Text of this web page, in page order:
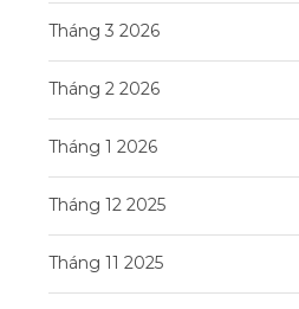
Tháng 3 2026
Tháng 2 2026
Tháng 1 2026
Tháng 12 2025
Tháng 11 2025